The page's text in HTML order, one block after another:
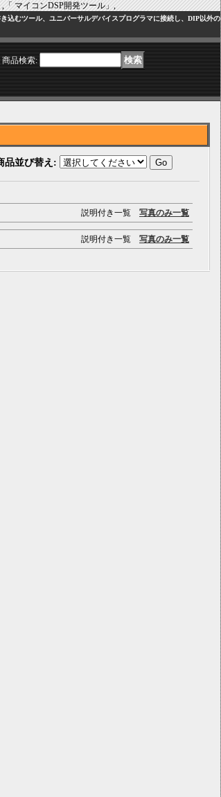
マイコンDSP開発ツール」,
込むツール、ユニバーサルデバイスプログラマに接続し、DIP以外の
商品検索:
品並び替え :
説明付き一覧 写真のみ一覧
説明付き一覧 写真のみ一覧